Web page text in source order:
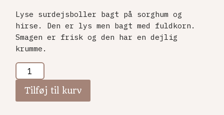
Lyse surdejsboller bagt på sorghum og
hirse. Den er lys men bagt med fuldkorn.
Smagen er frisk og den har en dejlig
krumme.
Tilføj til kurv